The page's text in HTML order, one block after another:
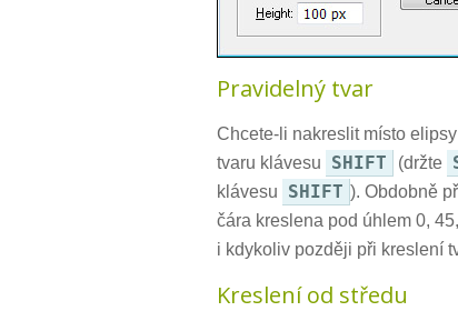
Pravidelný tvar
Chcete-li nakreslit místo
tvaru klávesu
SHIFT (držte
klávesu
SHIFT ). Obdobně
čára kreslena pod úhlem 0,
i kdykoliv později při kreslení
Kreslení od středu